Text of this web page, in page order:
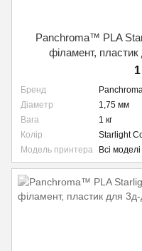
Panchroma™ PLA
філамент,
Бренд
Діаметр
1,75 мм
Вага
1 кг
Колір
Starlight
Модель принтера
Всі